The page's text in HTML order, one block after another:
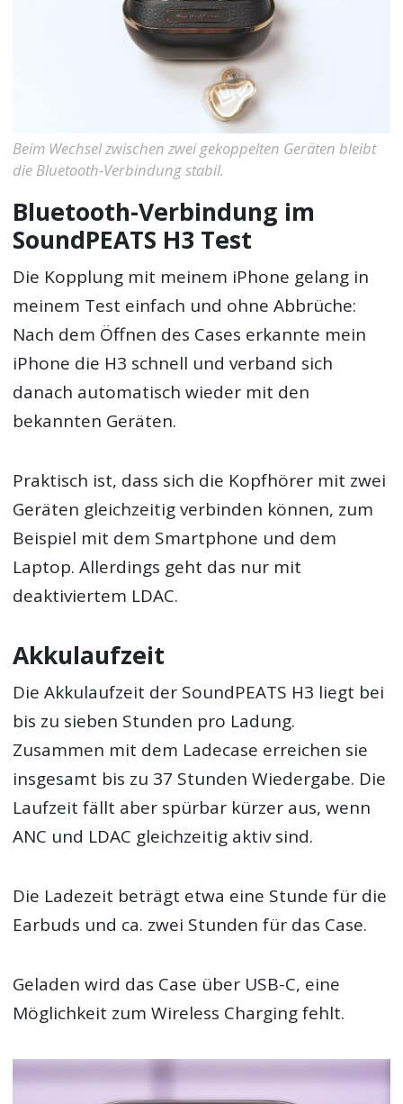
Beim Wechsel zwischen zwei gekoppelten Geräten bleibt
die Bluetooth-Verbindung stabil.
Bluetooth-Verbindung im
SoundPEATS H3 Test
Die Kopplung mit meinem iPhone gelang in
meinem Test einfach und ohne Abbrüche:
Nach dem Öffnen des Cases erkannte mein
iPhone die H3 schnell und verband sich
danach automatisch wieder mit den
bekannten Geräten.
Praktisch ist, dass sich die Kopfhörer mit zwei
Geräten gleichzeitig verbinden können, zum
Beispiel mit dem Smartphone und dem
Laptop. Allerdings geht das nur mit
deaktiviertem LDAC.
Akkulaufzeit
Die Akkulaufzeit der SoundPEATS H3 liegt bei
bis zu sieben Stunden pro Ladung.
Zusammen mit dem Ladecase erreichen sie
insgesamt bis zu 37 Stunden Wiedergabe. Die
Laufzeit fällt aber spürbar kürzer aus, wenn
ANC und LDAC gleichzeitig aktiv sind.
Die Ladezeit beträgt etwa eine Stunde für die
Earbuds und ca. zwei Stunden für das Case.
Geladen wird das Case über USB-C, eine
Möglichkeit zum Wireless Charging fehlt.